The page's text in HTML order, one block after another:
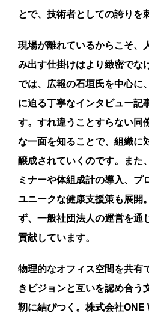
とで、技術者としての誇りを
現場が離れているからこそ、
み出す仕掛けはより緻密でな
では、広報の石垣氏を中心に
に迫る丁寧なインタビュー記
す。すれ違うことすらない同
な一面を知ることで、組織に
醸成されていくのです。また
ミナーや体組成計の導入、プ
ユニークな健康支援策も展開
ず、一般社団法人の運営を通
貢献しています。
物理的なオフィス空間を共有
きビジョンと互いを認め合う
靭に結びつく。株式会社ONE